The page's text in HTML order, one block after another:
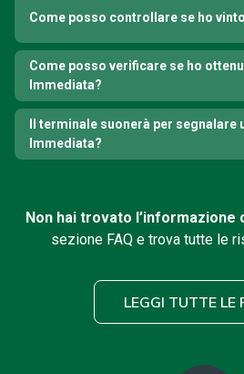
Come posso controllare se ho
Come posso verificare se ho
Immediata?
Il terminale suonerà per segnalare
Immediata?
Non hai trovato l’informazione
sezione FAQ e trova tutte le
LEGGI TUTTE LE